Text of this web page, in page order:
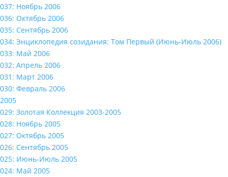
037: Ноябрь 2006
036: Октябрь 2006
035: Сентябрь 2006
034: Энциклопедия созидания: Том Первый (Июнь-Июль 2006)
033: Май 2006
032: Апрель 2006
031: Март 2006
030: Февраль 2006
2005
029: Золотая Коллекция 2003-2005
028: Ноябрь 2005
027: Октябрь 2005
026: Сентябрь 2005
025: Июнь-Июль 2005
024: Май 2005